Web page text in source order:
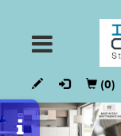
CUCINE
(0)